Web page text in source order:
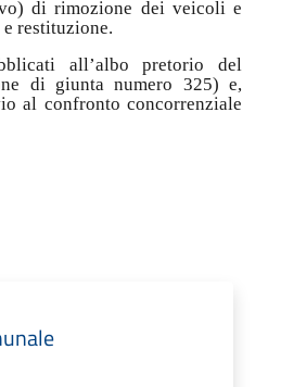
di rimozione dei veicoli e
restituzione.
all’albo pretorio del
di giunta numero 325) e,
al confronto concorrenziale